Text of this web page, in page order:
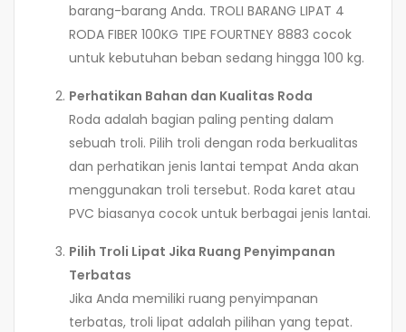
barang-barang Anda. TROLI BARANG LIPAT 4
RODA FIBER 100KG TIPE FOURTNEY 8883 cocok
untuk kebutuhan beban sedang hingga 100 kg.
Perhatikan Bahan dan Kualitas Roda
Roda adalah bagian paling penting dalam
sebuah troli. Pilih troli dengan roda berkualitas
dan perhatikan jenis lantai tempat Anda akan
menggunakan troli tersebut. Roda karet atau
PVC biasanya cocok untuk berbagai jenis lantai.
Pilih Troli Lipat Jika Ruang Penyimpanan
Terbatas
Jika Anda memiliki ruang penyimpanan
terbatas, troli lipat adalah pilihan yang tepat.